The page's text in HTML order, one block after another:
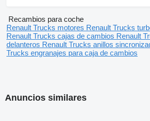
Recambios para coche
Renault Trucks motores Renault Trucks
Renault Trucks cajas de cambios Renault
delanteros Renault Trucks anillos
Trucks engranajes para caja de cambios
Anuncios similares